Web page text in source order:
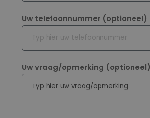
Uw telefoonnummer (optioneel)
Uw vraag/opmerking (optioneel)